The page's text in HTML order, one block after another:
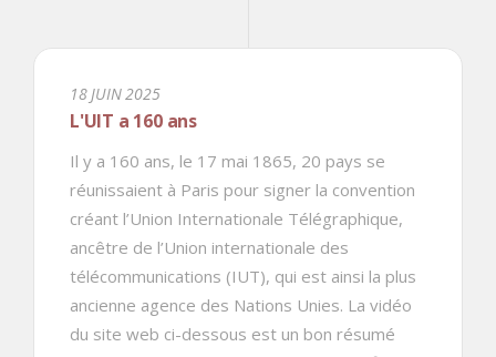
18 JUIN 2025
L'UIT a 160 ans
Il y a 160 ans, le 17 mai 1865, 20 pays se
réunissaient à Paris pour signer la convention
créant l’Union Internationale Télégraphique,
ancêtre de l’Union internationale des
télécommunications (IUT), qui est ainsi la plus
ancienne agence des Nations Unies. La vidéo
du site web ci-dessous est un bon résumé